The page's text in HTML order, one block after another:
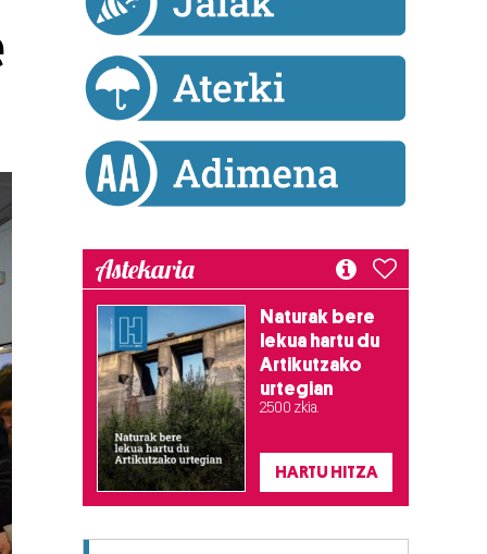
Astekaria
Naturak bere
lekua hartu du
Artikutzako
urtegian
2.500 zkia.
HARTU HITZA